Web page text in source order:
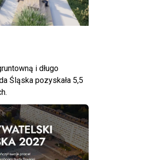
i długo
Śląska pozyskała 5,5